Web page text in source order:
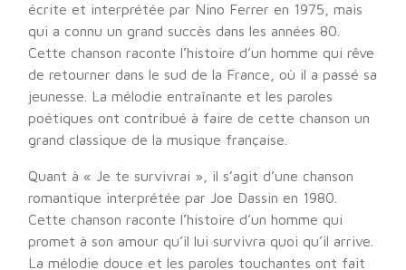
écrite et interprétée par Nino Ferrer en 1975, mais
qui a connu un grand succès dans les années 80.
Cette chanson raconte l’histoire d’un homme qui rêve
de retourner dans le sud de la France, où il a passé sa
jeunesse. La mélodie entraînante et les paroles
poétiques ont contribué à faire de cette chanson un
grand classique de la musique française.
Quant à « Je te survivrai », il s’agit d’une chanson
romantique interprétée par Joe Dassin en 1980.
Cette chanson raconte l’histoire d’un homme qui
promet à son amour qu’il lui survivra quoi qu’il arrive.
La mélodie douce et les paroles touchantes ont fait